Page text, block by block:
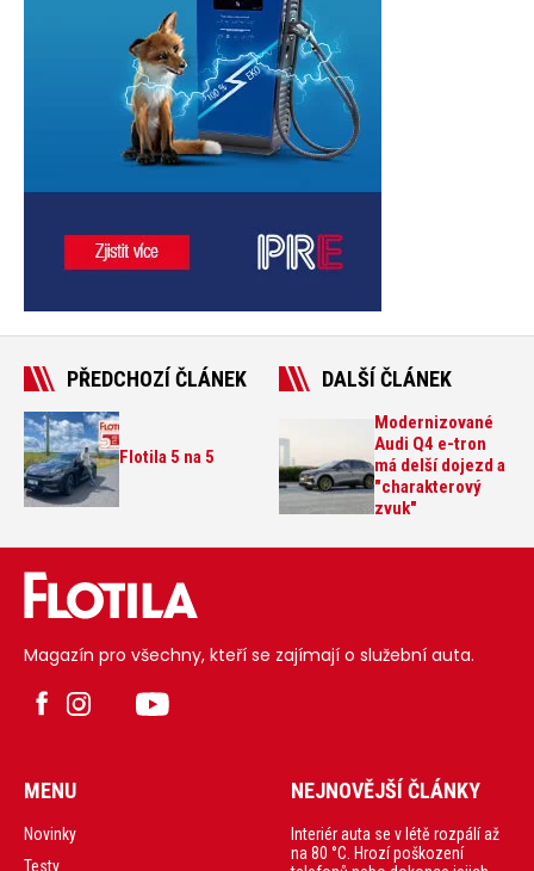
PŘEDCHOZÍ ČLÁNEK
Flotila 5 na 5
DALŠÍ ČLÁNEK
Modernizované
Audi Q4 e-tron
má delší dojezd a
"charakterový
zvuk"
Magazín pro všechny, kteří se zajímají o služební auta.
MENU
Novinky
Testy
NEJNOVĚJŠÍ ČLÁNKY
Interiér auta se v létě rozpálí až
na 80 °C. Hrozí poškození